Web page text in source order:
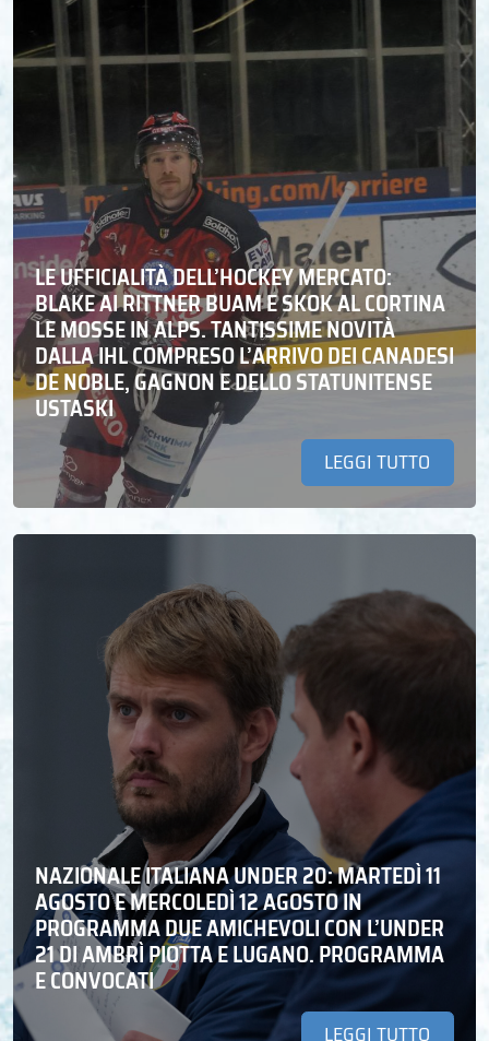
LE UFFICIALITÀ DELL’HOCKEY MERCATO:
BLAKE AI RITTNER BUAM E SKOK AL CORTINA
LE MOSSE IN ALPS. TANTISSIME NOVITÀ
DALLA IHL COMPRESO L’ARRIVO DEI CANADESI
DE NOBLE, GAGNON E DELLO STATUNITENSE
USTASKI
LEGGI TUTTO
NAZIONALE ITALIANA UNDER 20: MARTEDÌ 11
AGOSTO E MERCOLEDÌ 12 AGOSTO IN
PROGRAMMA DUE AMICHEVOLI CON L’UNDER
21 DI AMBRÌ PIOTTA E LUGANO. PROGRAMMA
E CONVOCATI
LEGGI TUTTO